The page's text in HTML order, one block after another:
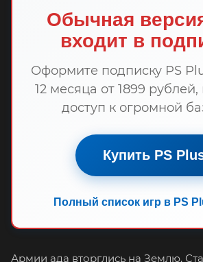
Обычная
входит в
Оформите подписку PS
12 месяца от 1899
доступ к огромной
Купить PS
Полный список игр в PS
Армии ада вторглись на Землю.